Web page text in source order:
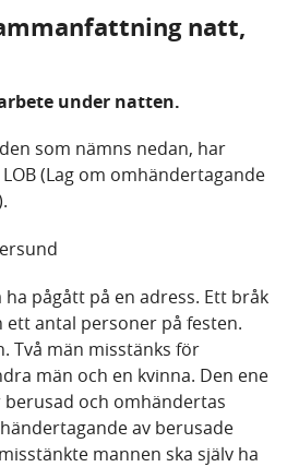
natt,
under natten.
som nämns nedan, har
(Lag om omhändertagande
ha pågått på en adress. Ett bråk
ett antal personer på festen.
Två män misstänks för
män och en kvinna. Den ene
och omhändertas
av berusade
mannen ska själv ha